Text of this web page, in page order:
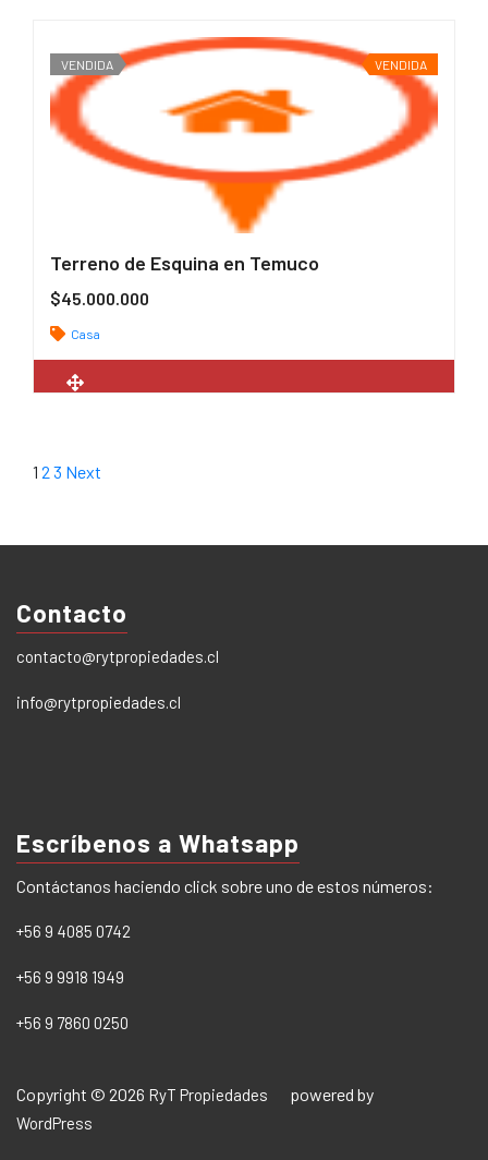
VENDIDA VENDIDA
Terreno de Esquina en Temuco
$45.000.000
Casa
1 2 3 Next
Contacto
contacto@rytpropiedades.cl
info@rytpropiedades.cl
Escríbenos a Whatsapp
Contáctanos haciendo click sobre uno de estos números:
+56 9 4085 0742
+56 9 9918 1949
+56 9 7860 0250
Copyright © 2026 RyT Propiedades powered by
WordPress